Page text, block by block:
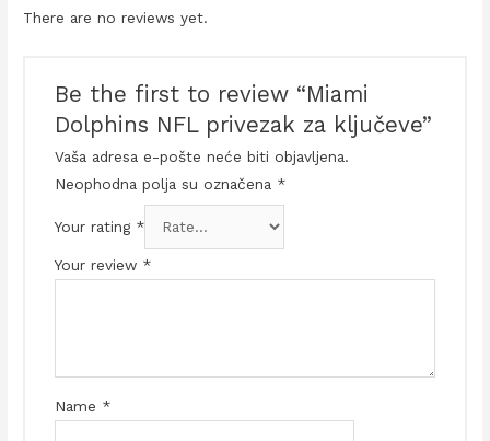
There are no reviews yet.
Be the first to review “Miami
Dolphins NFL privezak za ključeve”
Vaša adresa e-pošte neće biti objavljena.
Neophodna polja su označena *
Your rating *
Your review *
Name *